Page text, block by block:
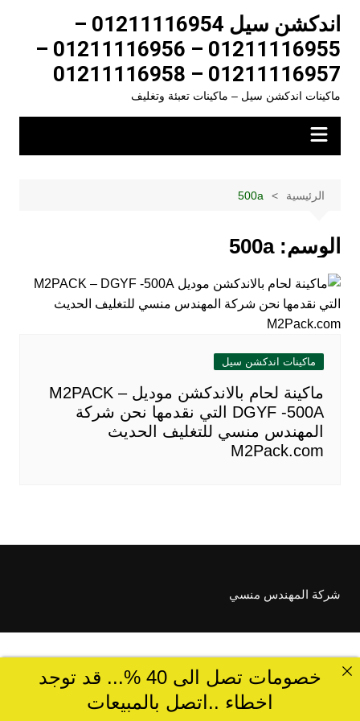
المحتوى
اندكشن سيل 01211116954 –
01211116955 – 01211116956 –
01211116957 – 01211116958
ماكينات اندكشن سيل – ماكينات تعبئة وتغليف
الرئيسية 500a
الوسم:500a
ماكينات اندكشن سيل
ماكينة لحام بالاندكشن موديل M2PACK –
DGYF -500A التي نقدمها نحن شركة
المهندس منسي للتغليف الحديث
M2Pack.com
شركة المهندس منسي
خصومات تصل الى 40 %... قد توجد
اخطاء ..اتصل بالمبيعات